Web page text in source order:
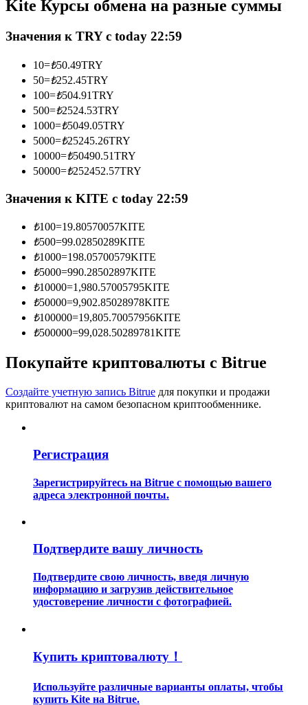
Присоединяйтесь к лучшим трейдерам
Станьте копи-трейдером
Наслаждайтесь распределением прибыли и комиссиями
Информация
и т. д.
Гид
Торговые стратегии
Узнайте, как оставаться прибыльным
Kite Курсы обмена на разные суммы
Значения к TRY с today 22:59
10=₺50.49TRY
50=₺252.45TRY
100=₺504.91TRY
500=₺2524.53TRY
1000=₺5049.05TRY
5000=₺25245.26TRY
10000=₺50490.51TRY
50000=₺252452.57TRY
Значения к KITE с today 22:59
₺100=19.80570057KITE
₺500=99.02850289KITE
₺1000=198.05700579KITE
₺5000=990.28502897KITE
₺10000=1,980.57005795KITE
₺50000=9,902.85028978KITE
₺100000=19,805.70057956KITE
₺500000=99,028.50289781KITE
Покупайте криптовалюты с Bitrue
Создайте учетную запись Bitrue для покупки и продажи
криптовалют на самом безопасном криптообменнике.
Регистрация
Зарегистрируйтесь на Bitrue с помощью вашего
адреса электронной почты.
Подтвердите вашу личность
Подтвердите свою личность, введя личную
информацию и загрузив действительное
удостоверение личности с фотографией.
Купить криптовалюту！
Используйте различные варианты оплаты, чтобы
купить Kite на Bitrue.